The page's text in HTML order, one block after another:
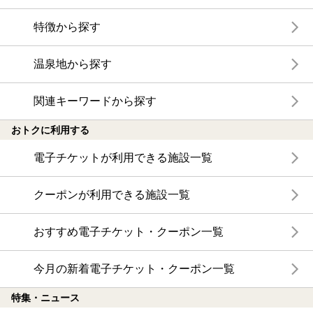
特徴から探す
温泉地から探す
関連キーワードから探す
おトクに利用する
電子チケットが利用できる施設一覧
クーポンが利用できる施設一覧
おすすめ電子チケット・クーポン一覧
今月の新着電子チケット・クーポン一覧
特集・ニュース